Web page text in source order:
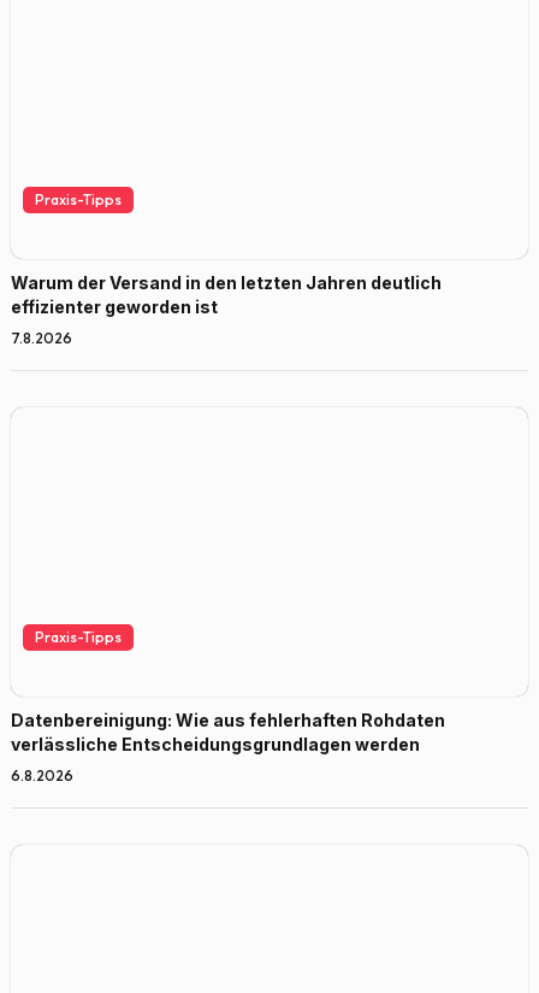
Praxis-Tipps
Warum der Versand in den letzten Jahren deutlich
effizienter geworden ist
7.8.2026
Praxis-Tipps
Datenbereinigung: Wie aus fehlerhaften Rohdaten
verlässliche Entscheidungsgrundlagen werden
6.8.2026